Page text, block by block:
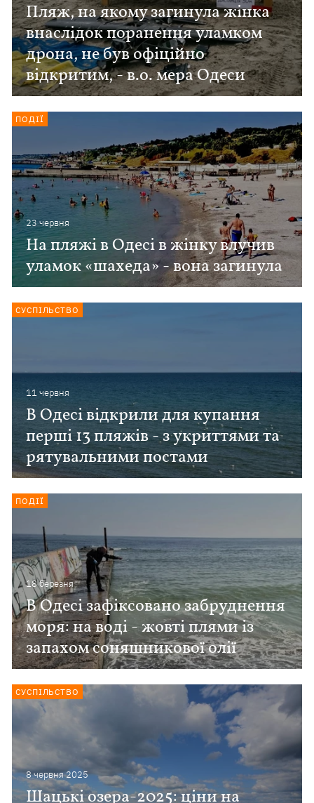
Пляж, на якому загинула жінка
внаслідок поранення уламком
дрона, не був офіційно
відкритим, - в.о. мера Одеси
23 червня
На пляжі в Одесі в жінку влучив
уламок «шахеда» - вона загинула
ПОДІЇ
11 червня
В Одесі відкрили для купання
перші 13 пляжів - з укриттями та
рятувальними постами
СУСПІЛЬСТВО
18 березня
В Одесі зафіксовано забруднення
моря: на воді - жовті плями із
запахом соняшникової олії
ПОДІЇ
8 червня 2025
Шацькі озера-2025: ціни на
СУСПІЛЬСТВО